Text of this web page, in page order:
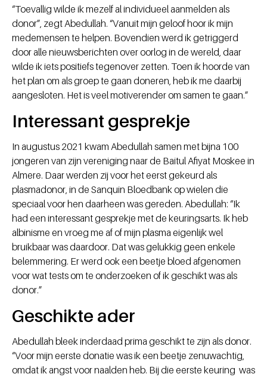
“Toevallig wilde ik mezelf al individueel aanmelden als
donor”, zegt Abedullah. “Vanuit mijn geloof hoor ik mijn
medemensen te helpen. Bovendien werd ik getriggerd
door alle nieuwsberichten over oorlog in de wereld, daar
wilde ik iets positiefs tegenover zetten. Toen ik hoorde van
het plan om als groep te gaan doneren, heb ik me daarbij
aangesloten. Het is veel motiverender om samen te gaan.”
Interessant gesprekje
In augustus 2021 kwam Abedullah samen met bijna 100
jongeren van zijn vereniging naar de Baitul Afiyat Moskee in
Almere. Daar werden zij voor het eerst gekeurd als
plasmadonor, in de Sanquin Bloedbank op wielen die
speciaal voor hen daarheen was gereden. Abedullah: “Ik
had een interessant gesprekje met de keuringsarts. Ik heb
albinisme en vroeg me af of mijn plasma eigenlijk wel
bruikbaar was daardoor. Dat was gelukkig geen enkele
belemmering. Er werd ook een beetje bloed afgenomen
voor wat tests om te onderzoeken of ik geschikt was als
donor.”
Geschikte ader
Abedullah bleek inderdaad prima geschikt te zijn als donor.
“Voor mijn eerste donatie was ik een beetje zenuwachtig,
omdat ik angst voor naalden heb. Bij die eerste keuring was